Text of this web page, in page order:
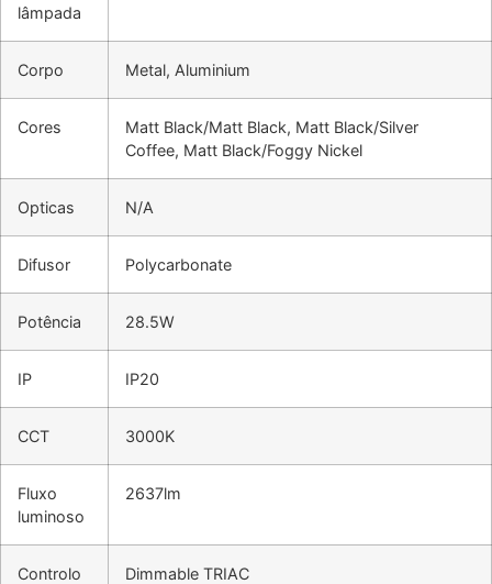
lâmpada
Corpo Metal, Aluminium
Cores
Matt Black/Matt Black, Matt Black/Silver
Coffee, Matt Black/Foggy Nickel
Opticas N/A
Difusor Polycarbonate
Potência 28.5W
IP IP20
CCT 3000K
Fluxo
luminoso
2637lm
Controlo
Dimmable TRIAC